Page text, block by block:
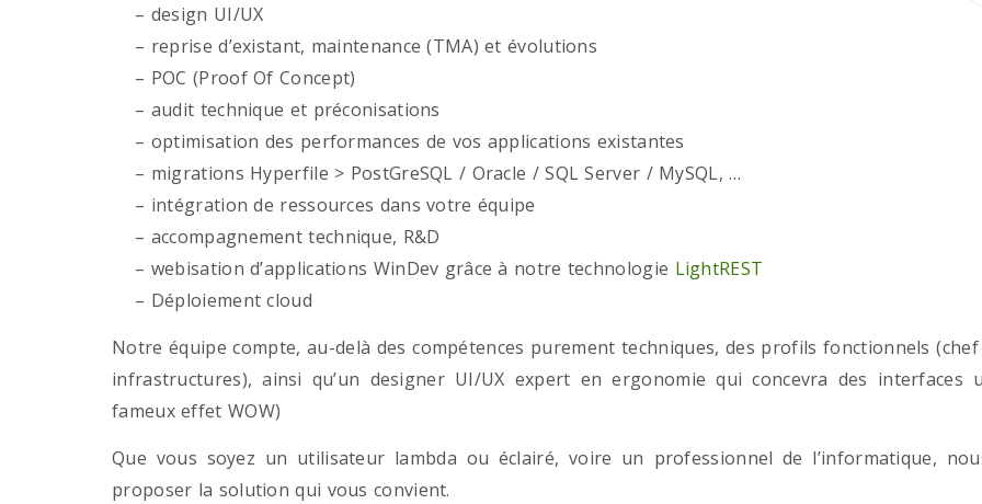
– design UI/UX
– reprise d’existant, maintenance (TMA) et évolutions
– POC (Proof Of Concept)
– audit technique et préconisations
– optimisation des performances de vos applications existantes
– migrations Hyperfile > PostGreSQL / Oracle / SQL Server / MySQL, …
– intégration de ressources dans votre équipe
– accompagnement technique, R&D
– webisation d’applications WinDev grâce à notre technologie LightREST
– Déploiement cloud
Notre équipe compte, au-delà des compétences purement techniques, des profils fonctionnels
infrastructures), ainsi qu’un designer UI/UX expert en ergonomie qui concevra des
fameux effet WOW)
Que vous soyez un utilisateur lambda ou éclairé, voire un professionnel de l’informatique,
proposer la solution qui vous convient.